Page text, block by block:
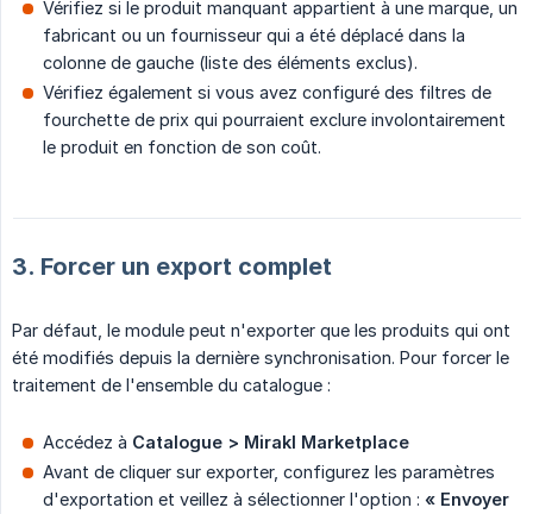
Vérifiez si le produit manquant appartient à une marque, un
fabricant ou un fournisseur qui a été déplacé dans la
colonne de gauche (liste des éléments exclus).
Vérifiez également si vous avez configuré des filtres de
fourchette de prix qui pourraient exclure involontairement
le produit en fonction de son coût.
3. Forcer un export complet
Par défaut, le module peut n'exporter que les produits qui ont
été modifiés depuis la dernière synchronisation. Pour forcer le
traitement de l'ensemble du catalogue :
Accédez à Catalogue > Mirakl Marketplace
Avant de cliquer sur exporter, configurez les paramètres
d'exportation et veillez à sélectionner l'option : « Envoyer